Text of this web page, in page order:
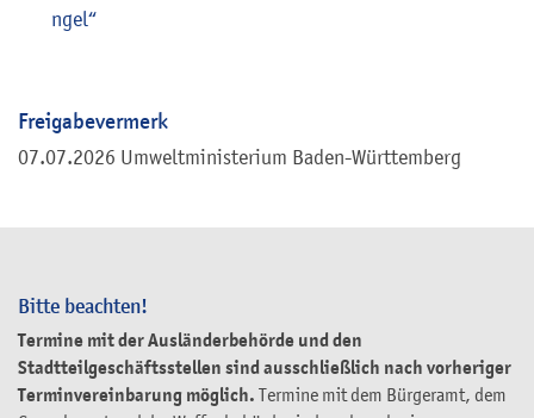
Bitte beachten!
Termine mit der Ausländerbehörde und den
Stadtteilgeschäftsstellen sind ausschließlich nach vorheriger
Terminvereinbarung möglich. Termine mit dem Bürgeramt, dem
ngel“
Freigabevermerk
07.07.2026 Umweltministerium Baden-Württemberg